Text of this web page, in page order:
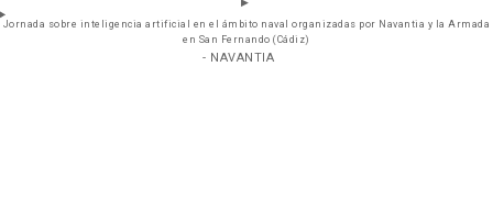
Jornada sobre inteligencia artificial en el ámbito naval organizadas por Navantia y la Armada
en San Fernando (Cádiz)
- NAVANTIA